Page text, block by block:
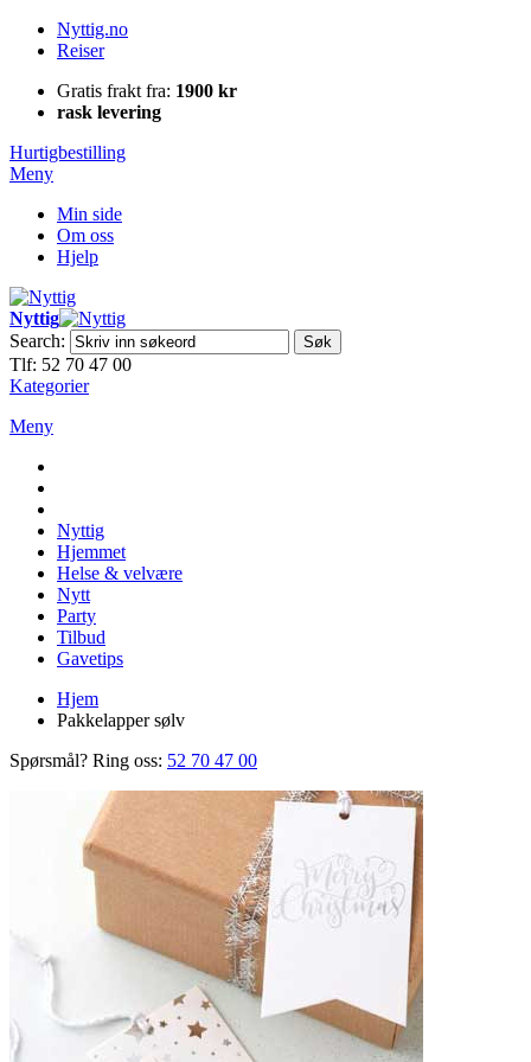
Nyttig.no
Reiser
Gratis frakt fra: 1900 kr
rask levering
Hurtigbestilling
Meny
Min side
Om oss
Hjelp
Nyttig
Search:
Søk
Tlf: 52 70 47 00
Kategorier
Meny
Nyttig
Hjemmet
Helse & velvære
Nytt
Party
Tilbud
Gavetips
Hjem
Pakkelapper sølv
Spørsmål? Ring oss: 52 70 47 00